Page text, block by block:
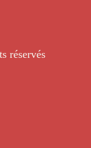
réservés